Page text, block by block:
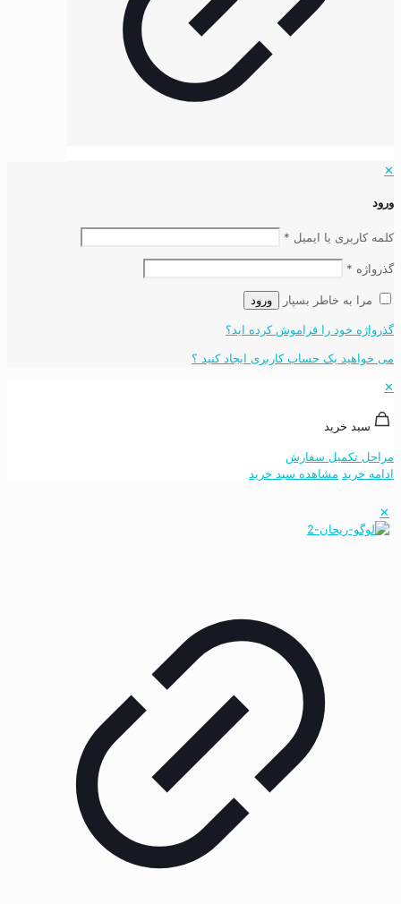
✕
ورود
کلمه کاربری یا ایمیل *
گذرواژه *
مرا به خاطر بسپار ورود
گذرواژه خود را فراموش کرده اید؟
می خواهید یک حساب کاربری ایجاد کنید ؟
✕
سبد خرید
مراحل تکمیل سفارش
ادامه خرید مشاهده سبد خرید
✕